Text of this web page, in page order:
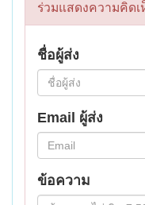
ร่วมแสดงความคิดเ
ชื่อผู้ส่ง
Email ผู้ส่ง
ข้อความ